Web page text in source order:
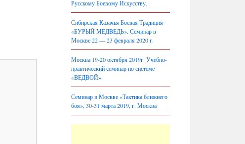
Русскому Боевому Искусству.
Сибирская Казачья Боевая Традиция
«БУРЫЙ МЕДВЕДЬ». Семинар в
Москве 22 — 23 февраля 2020 г.
Москва 19-20 октября 2019г. Учебно-
практический семинар по системе
«ВЕДВОЙ».
Семинар в Москве «Тактика ближнего
боя», 30-31 марта 2019, г. Москва